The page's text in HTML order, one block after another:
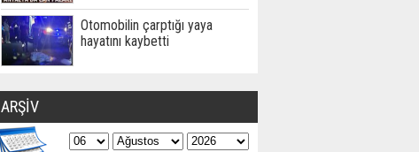
Otomobilin çarptığı yaya
hayatını kaybetti
ARŞİV